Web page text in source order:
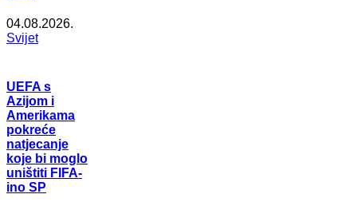
04.08.2026.
Svijet
UEFA s
Azijom i
Amerikama
pokreće
natjecanje
koje bi moglo
uništiti FIFA-
ino SP